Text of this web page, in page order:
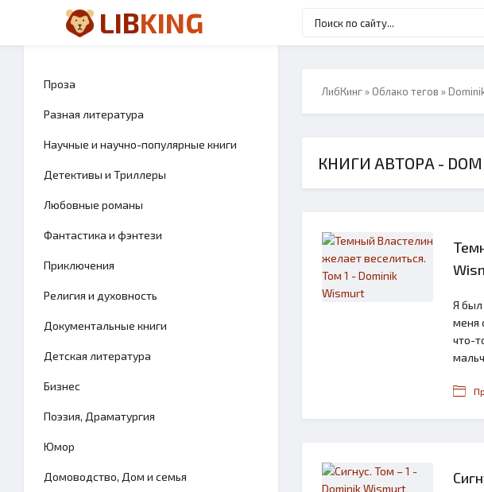
LIBKING
Проза
Разная литература
Научные и научно-популярные книги
Детективы и Триллеры
Любовные романы
Фантастика и фэнтези
Приключения
Религия и духовность
Документальные книги
Детская литература
Бизнес
Поэзия, Драматургия
Юмор
Домоводство, Дом и семья
ЛибКинг» Облако тегов »
КНИГИ АВТОРА -
Я был
меня
что-